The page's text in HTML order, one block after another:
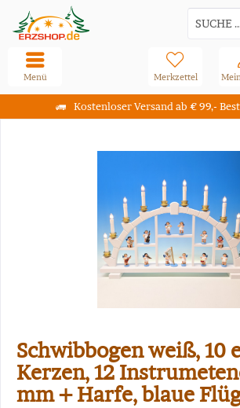
Kostenloser Versand ab € 99,-
Merkzettel
Menü
Schwibbogen weiß, 10
Kerzen, 12
mm + Harfe, blaue